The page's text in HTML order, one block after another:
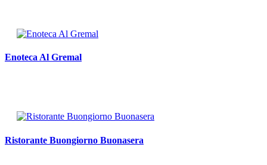
Enoteca Al Gremal
Ristorante Buongiorno Buonasera